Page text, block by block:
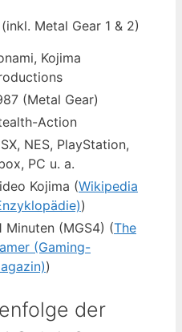
Metal Gear 1 & 2)
Kojima
(Metal Gear)
Action
NES, PlayStation,
PC u. a.
Kojima (Wikipedia
)
Minuten (MGS4) (The
(Gaming-
)
der